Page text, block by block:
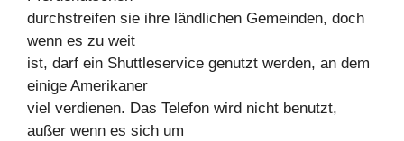
durchstreifen sie ihre ländlichen Gemeinden, doch
wenn es zu weit
ist, darf ein Shuttleservice genutzt werden, an dem
einige Amerikaner
viel verdienen. Das Telefon wird nicht benutzt,
außer wenn es sich um